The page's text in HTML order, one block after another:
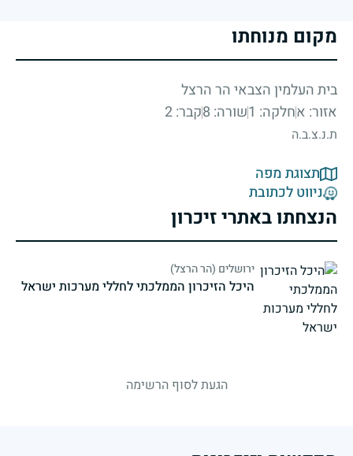
מקום מנוחתו
בית העלמין הצבאי הר הרצל
אזור: אחלקה: 1 שורה: 8 קבר: 2
ת.נ.צ.ב.ה
תצוגת מפה
ניווט לכתובת
הנצחתו באתרי זיכרון
ירושלים (הר הרצל)
היכל הזיכרון הממלכתי לחללי מערכות ישראל
הגעת לסוף הרשימה